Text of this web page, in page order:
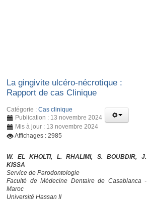
La gingivite ulcéro-nécrotique :
Rapport de cas Clinique
Catégorie :Cas clinique
Publication : 13 novembre 2024
Mis à jour : 13 novembre 2024
Affichages : 2985
W. EL KHOLTI, L. RHALIMI, S. BOUBDIR, J.
KISSA
Service de Parodontologie
Faculté de Médecine Dentaire de Casablanca -
Maroc
Université Hassan II